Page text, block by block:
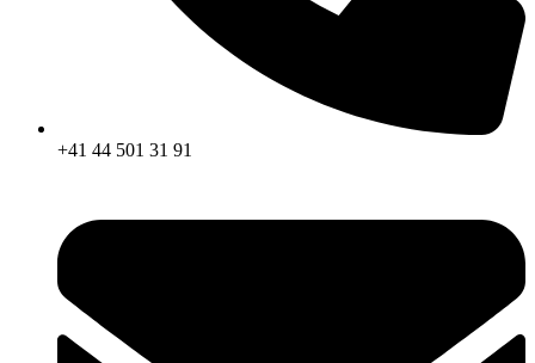
+41 44 501 31 91